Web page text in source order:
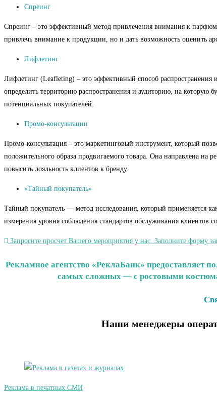
Спреинг
Спреинг – это эффективный метод привлечения внимания к
привлечь внимание к продукции, но и дать возможность оценить
Лифлетинг
Лифлетинг (Leafleting) – это эффективный способ распространения
определить территорию распространения и аудиторию, на
потенциальных покупателей.
Промо-консультации
Промо-консультация – это маркетинговый инструмент, который
положительного образа продвигаемого товара. Она направлена на
повысить лояльность клиентов к бренду.
«Тайный покупатель»
Тайный покупатель — метод исследования, который применяется
измерения уровня соблюдения стандартов обслуживания клиентов
Запросите просчет Вашего мероприятия у нас. Заполните форму
Рекламное агентство «РеклаБанк» предоставляет
самых сложных — с ростовыми
Наши менеджеры
Реклама в печатных СМИ